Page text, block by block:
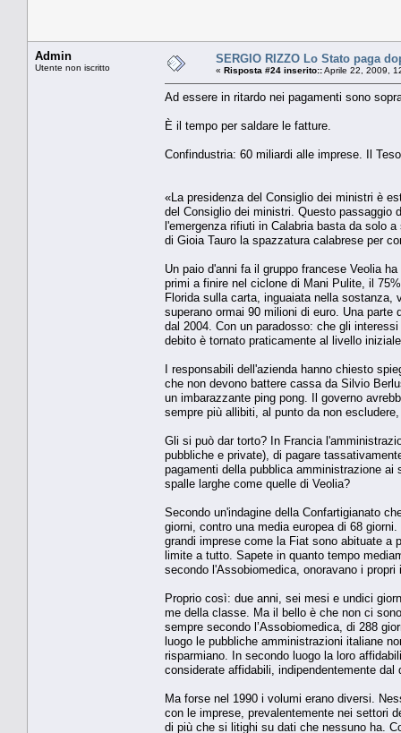
Admin
Utente non iscritto
SERGIO RIZZO Lo Stato paga
« Risposta #24 inserito::Aprile 22, 2009,
Ad essere in ritardo nei pagamenti sono
È il tempo per saldare le fatture.
Confindustria: 60 miliardi alle imprese. Il
«La presidenza del Consiglio dei mi­nistri è
del Consiglio dei ministri. Questo passaggio
l'emergenza rifiuti in Calabria basta da solo
di Gioia Tauro la spazzatura calabrese per
Un paio d'anni fa il gruppo francese Veolia
pri­mi a finire nel ciclone di Mani Pulite, il
Flori­da sulla carta, inguaiata nella sostanza,
superano ormai 90 milioni di euro. Una
dal 2004. Con un paradosso: che gli
debito è tornato prati­camente al livello
I responsabili dell'azienda hanno chiesto
che non devono battere cassa da Silvio
un imbarazzante ping pong. Il governo
sempre più allibiti, al punto da non
Gli si può dar torto? In Francia
pubbliche e private), di pagare
paga­menti della pubblica amministrazione
spalle lar­ghe come quelle di Veolia?
Secondo un'indagine della Confartigianato
giorni, contro una media europea di 68
grandi imprese come la Fiat sono abituate a
limite a tutto. Sapete in quanto tempo
secondo l'Assobiomedica, onoravano i
Proprio così: due anni, sei mesi e undici
me della classe. Ma il bello è che non ci
sem­pre secondo l’Assobiomedica, di 288
luogo le pub­bliche amministrazioni italiane
risparmiano. In secon­do luogo la loro
considerate affidabili, indipen­dentemente
Ma forse nel 1990 i volumi erano diversi.
con le imprese, prevalentemente nei set­tori
di più che si litighi su dati che nessuno ha.